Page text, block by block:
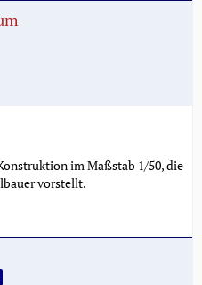
im Maßstab 1/50, die
vorstellt.